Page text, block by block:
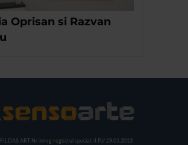
Oprisan si Razvan
ART Nr inreg registrul special: 4 PJ/ 29.01.2013